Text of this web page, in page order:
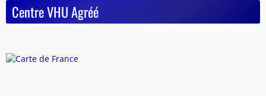
Centre VHU Agréé